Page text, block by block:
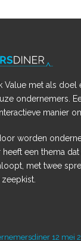
Value met als
ondernemers.
manier
worden
een thema
met twee
12 mei